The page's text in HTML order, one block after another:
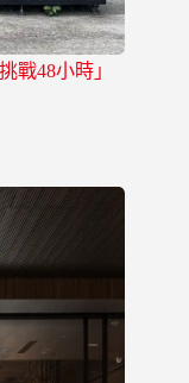
戰48小時」